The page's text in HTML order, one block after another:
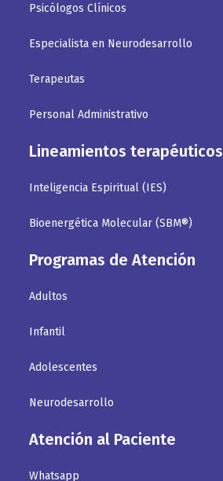
Psicólogos Clínicos
Especialista en Neurodesarrollo
Terapeutas
Personal Administrativo
Lineamientos terapéuticos
Inteligencia Espiritual (IES)
Bioenergética Molecular (SBM®)
Programas de Atención
Adultos
Infantil
Adolescentes
Neurodesarrollo
Atención al Paciente
Whatsapp